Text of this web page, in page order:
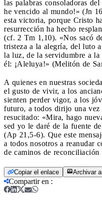
las palabras consoladoras
he vencido al mundo!» (Jn
esta victoria, porque Cristo
resurrección ha hecho
(cf. 2 Tm 1,10). «Nos sacó
tristeza a la alegría, del luto
la luz, de la servidumbre a la
él: ¡Aleluya!» (Melitón de
A quienes en nuestras
el gusto de vivir, a los
sienten perder vigor, a los
futuro, a todos dirijo una vez
resucitado: «Mira, hago
sed yo le daré de la fuente
(Ap 21,5-6). Que este
a todos nosotros a reanudar
de caminos de
Copiar el enlace Archivar
Compartir en :